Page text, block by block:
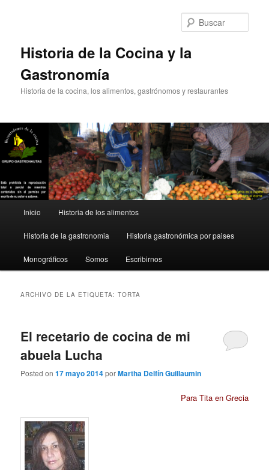
Historia de la Cocina y la
Gastronomía
Historia de la cocina, los alimentos, gastrónomos y restaurantes
principal
Inicio Historia de los alimentos
Historia de la gastronomia Historia gastronómica por paises
Monográficos Somos Escribirnos
ARCHIVO DE LA ETIQUETA:TORTA
El recetario de cocina de mi
abuela Lucha
Posted on17 mayo 2014porMartha Delfín Guillaumin
Para Tita en Grecia